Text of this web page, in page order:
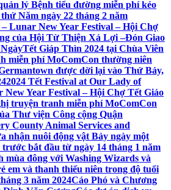
lý Bệnh tiểu đường miễn phí kéo
Năm ngày 22 tháng 2 năm
– Lunar New Year Festival – Hội Chợ
của Hội Từ Thiện Xá Lợi –Đón Giao
Giáp Thìn 2024 tại Chùa Viên
miễn phí MoComCon thường niên
được dời lại vào Thứ Bảy,
2024 Tết Festival at Our Lady of
Year Festival – Hội Chợ Tết Giáo
truyện tranh miễn phí MoComCon
Thư viện Công cộng Quận
County Animal Services and
nhận nuôi động vật Bảy ngày một
bắt đầu từ ngày 14 tháng 1 năm
mùa đông với Washing Wizards và
em và thanh thiếu niên trong độ tuổi
3 năm 2024Cáo Phó và Chương